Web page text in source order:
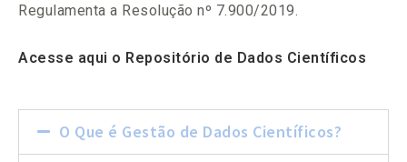
Regulamenta a Resolução nº 7.900/2019.
Acesse aqui o Repositório de Dados Científicos
O Que é Gestão de Dados Científicos?